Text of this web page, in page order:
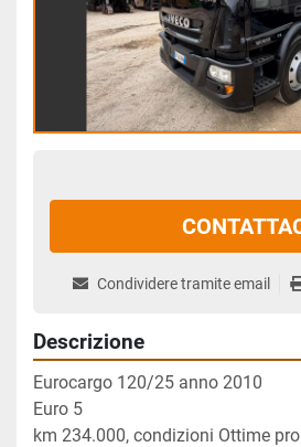
Condividere tramite email
Descrizione
Eurocargo 120/25 anno 2010
Euro 5
km 234.000, condizioni Ottime